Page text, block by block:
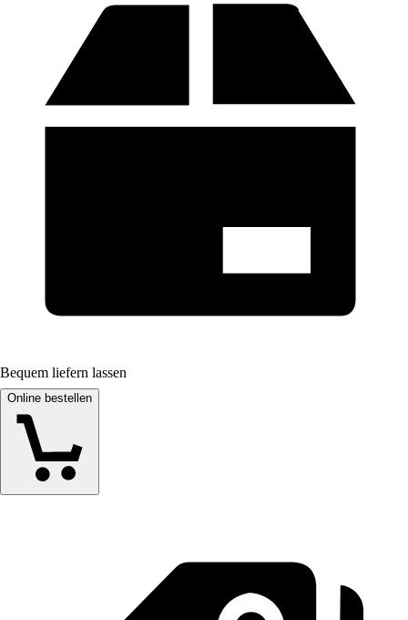
Bequem liefern lassen
Online bestellen